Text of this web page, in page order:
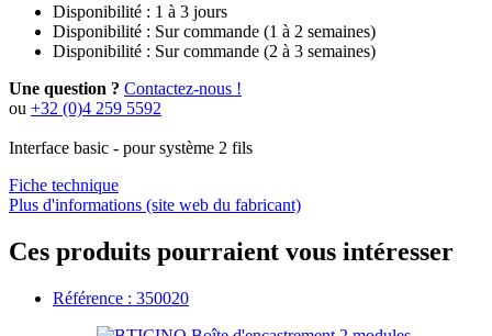
Disponibilité : 1 à 3 jours
Disponibilité : Sur commande (1 à 2 semaines)
Disponibilité : Sur commande (2 à 3 semaines)
Une question ? Contactez-nous !
ou +32 (0)4 259 5592
Interface basic - pour système 2 fils
Fiche technique
Plus d'informations (site web du fabricant)
Ces produits pourraient vous intéresser
Référence : 350020